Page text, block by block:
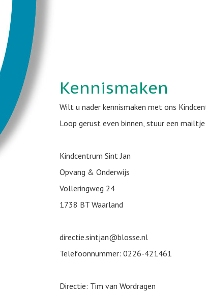
Kennismaken
Wilt u nader kennismaken met ons
Loop gerust even binnen, stuur een
Kindcentrum Sint Jan
Opvang & Onderwijs
Volleringweg 24
1738 BT Waarland
directie.sintjan@blosse.nl
Telefoonnummer: 0226-421461
Directie: Tim van Wordragen